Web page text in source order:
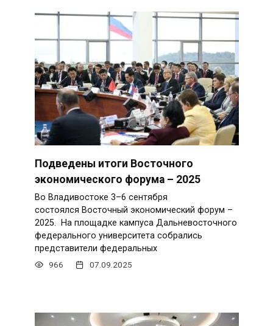
Подведены итоги Восточного
экономического форума – 2025
Во Владивостоке 3–6 сентября
состоялся Восточный экономический форум –
2025. На площадке кампуса Дальневосточного
федерального университета собрались
представители федеральных
966 07.09.2025